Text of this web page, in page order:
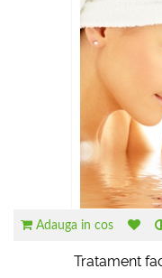
Adauga in cos
Tratament